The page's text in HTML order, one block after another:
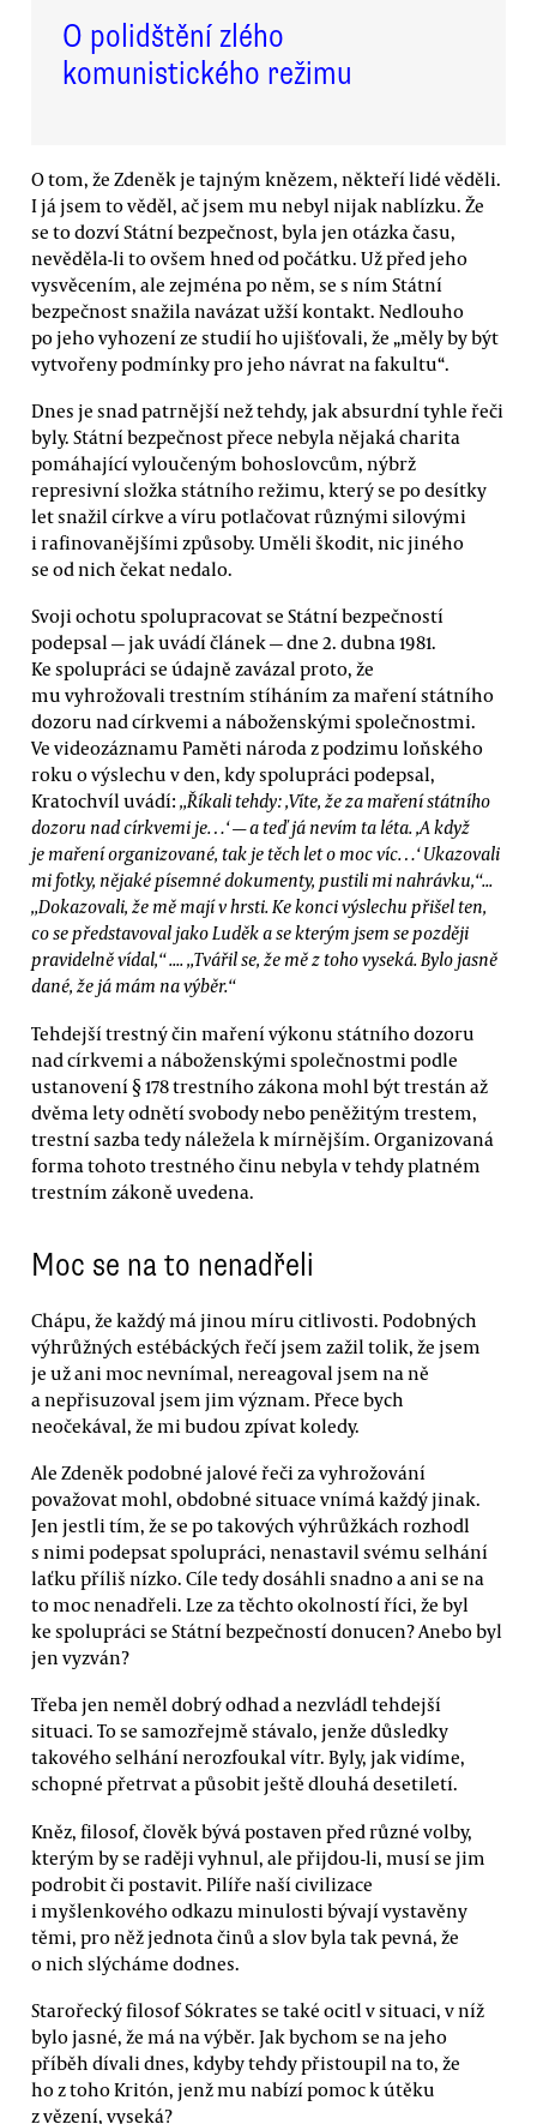
O polidštění zlého
komunistického režimu
O tom, že Zdeněk je tajným knězem, někteří lidé věděli.
I já jsem to věděl, ač jsem mu nebyl nijak nablízku. Že
se to dozví Státní bezpečnost, byla jen otázka času,
nevěděla-li to ovšem hned od počátku. Už před jeho
vysvěcením, ale zejména po něm, se s ním Státní
bezpečnost snažila navázat užší kontakt. Nedlouho
po jeho vyhození ze studií ho ujišťovali, že „měly by být
vytvořeny podmínky pro jeho návrat na fakultu“.
Dnes je snad patrnější než tehdy, jak absurdní tyhle řeči
byly. Státní bezpečnost přece nebyla nějaká charita
pomáhající vyloučeným bohoslovcům, nýbrž
represivní složka státního režimu, který se po desítky
let snažil církve a víru potlačovat různými silovými
i rafinovanějšími způsoby. Uměli škodit, nic jiného
se od nich čekat nedalo.
Svoji ochotu spolupracovat se Státní bezpečností
podepsal — jak uvádí článek — dne 2. dubna 1981.
Ke spolupráci se údajně zavázal proto, že
mu vyhrožovali trestním stíháním za maření státního
dozoru nad církvemi a náboženskými společnostmi.
Ve videozáznamu Paměti národa z podzimu loňského
roku o výslechu v den, kdy spolupráci podepsal,
Kratochvíl uvádí: „Říkali tehdy: ‚Víte, že za maření státního
dozoru nad církvemi je…‘ — a teď já nevím ta léta. ‚A když
je maření organizované, tak je těch let o moc víc…‘ Ukazovali
mi fotky, nějaké písemné dokumenty, pustili mi nahrávku,“...
„Dokazovali, že mě mají v hrsti. Ke konci výslechu přišel ten,
co se představoval jako Luděk a se kterým jsem se později
pravidelně vídal,“ .... „Tvářil se, že mě z toho vyseká. Bylo jasně
dané, že já mám na výběr.“
Tehdejší trestný čin maření výkonu státního dozoru
nad církvemi a náboženskými společnostmi podle
ustanovení § 178 trestního zákona mohl být trestán až
dvěma lety odnětí svobody nebo peněžitým trestem,
trestní sazba tedy náležela k mírnějším. Organizovaná
forma tohoto trestného činu nebyla v tehdy platném
trestním zákoně uvedena.
Moc se na to nenadřeli
Chápu, že každý má jinou míru citlivosti. Podobných
výhrůžných estébáckých řečí jsem zažil tolik, že jsem
je už ani moc nevnímal, nereagoval jsem na ně
a nepřisuzoval jsem jim význam. Přece bych
neočekával, že mi budou zpívat koledy.
Ale Zdeněk podobné jalové řeči za vyhrožování
považovat mohl, obdobné situace vnímá každý jinak.
Jen jestli tím, že se po takových výhrůžkách rozhodl
s nimi podepsat spolupráci, nenastavil svému selhání
laťku příliš nízko. Cíle tedy dosáhli snadno a ani se na
to moc nenadřeli. Lze za těchto okolností říci, že byl
ke spolupráci se Státní bezpečností donucen? Anebo byl
jen vyzván?
Třeba jen neměl dobrý odhad a nezvládl tehdejší
situaci. To se samozřejmě stávalo, jenže důsledky
takového selhání nerozfoukal vítr. Byly, jak vidíme,
schopné přetrvat a působit ještě dlouhá desetiletí.
Kněz, filosof, člověk bývá postaven před různé volby,
kterým by se raději vyhnul, ale přijdou-li, musí se jim
podrobit či postavit. Pilíře naší civilizace
i myšlenkového odkazu minulosti bývají vystavěny
těmi, pro něž jednota činů a slov byla tak pevná, že
o nich slýcháme dodnes.
Starořecký filosof Sókrates se také ocitl v situaci, v níž
bylo jasné, že má na výběr. Jak bychom se na jeho
příběh dívali dnes, kdyby tehdy přistoupil na to, že
ho z toho Kritón, jenž mu nabízí pomoc k útěku
z vězení, vyseká?